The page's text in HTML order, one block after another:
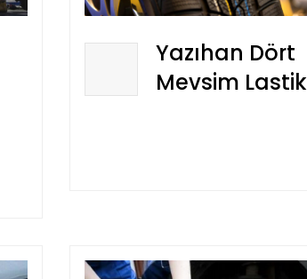
Yazıhan Dört
Mevsim Lastik